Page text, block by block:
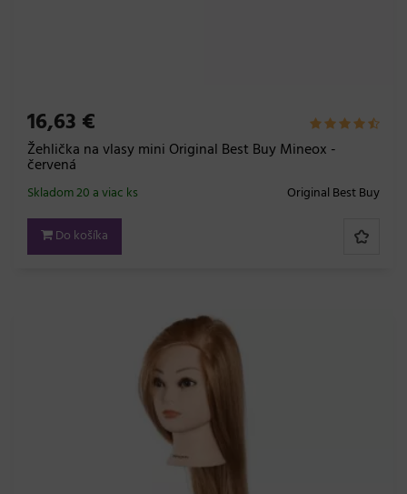
16,63 €
Žehlička na vlasy mini Original Best Buy Mineox -
červená
Original Best Buy
Skladom 20 a viac ks
Do košíka